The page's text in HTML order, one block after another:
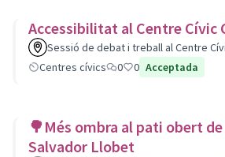
Accessibilitat al Centre Cívic
Sessió de debat i treball al Centre
Centres cívics
0 0 Acceptada
🌳Més ombra al pati obert de
Salvador Llobet